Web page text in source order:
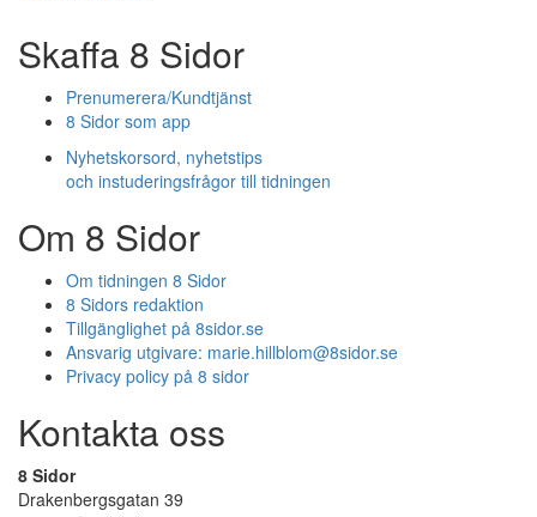
Skaffa 8 Sidor
Prenumerera/Kundtjänst
8 Sidor som app
Nyhetskorsord, nyhetstips
och instuderingsfrågor till tidningen
Om 8 Sidor
Om tidningen 8 Sidor
8 Sidors redaktion
Tillgänglighet på 8sidor.se
Ansvarig utgivare: marie.hillblom@8sidor.se
Privacy policy på 8 sidor
Kontakta oss
8 Sidor
Drakenbergsgatan 39